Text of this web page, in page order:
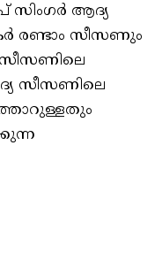
സിംഗർ ആദ്യ
രണ്ടാം സീസണും
സീസണിലെ